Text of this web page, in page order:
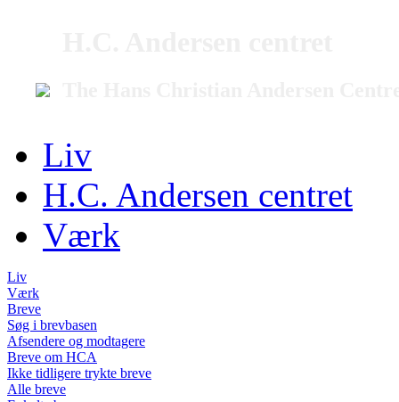
Liv
H.C. Andersen centret
Værk
Liv
Værk
Breve
Søg i brevbasen
Afsendere og modtagere
Breve om HCA
Ikke tidligere trykte breve
Alle breve